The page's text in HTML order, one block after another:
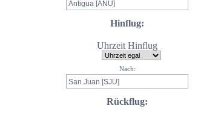
Hinflug:
Uhrzeit Hinflug
Nach:
Rückflug: